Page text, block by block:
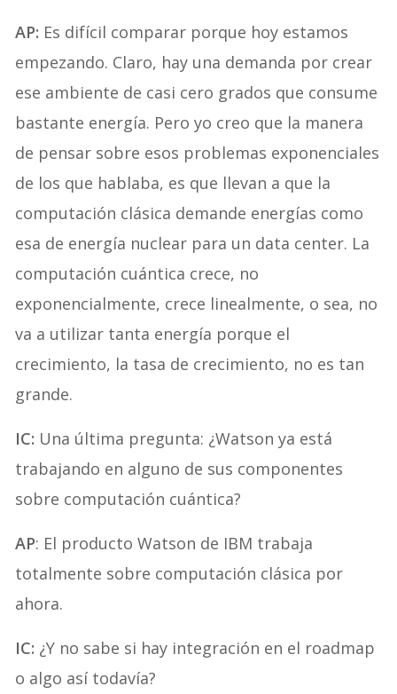
AP: Es difícil comparar porque hoy estamos
empezando. Claro, hay una demanda por crear
ese ambiente de casi cero grados que consume
bastante energía. Pero yo creo que la manera
de pensar sobre esos problemas exponenciales
de los que hablaba, es que llevan a que la
computación clásica demande energías como
esa de energía nuclear para un data center. La
computación cuántica crece, no
exponencialmente, crece linealmente, o sea, no
va a utilizar tanta energía porque el
crecimiento, la tasa de crecimiento, no es tan
grande.
IC: Una última pregunta: ¿Watson ya está
trabajando en alguno de sus componentes
sobre computación cuántica?
AP: El producto Watson de IBM trabaja
totalmente sobre computación clásica por
ahora.
IC: ¿Y no sabe si hay integración en el roadmap
o algo así todavía?